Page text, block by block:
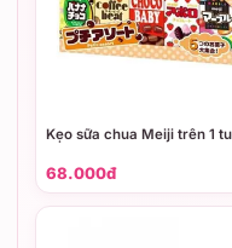
Kẹo sữa chua Meiji trên 1
68.000đ